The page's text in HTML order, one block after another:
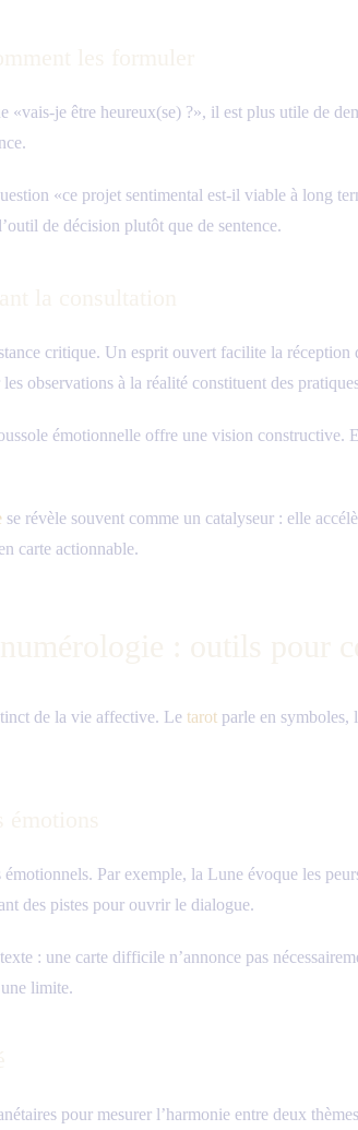
je être heureux(se) ?», il est plus utile de
«ce projet sentimental est-il viable à long
de décision plutôt que de sentence.
critique. Un esprit ouvert facilite la
observations à la réalité constituent des
émotionnelle offre une vision constructive.
se révèle souvent comme un catalyseur : elle
carte actionnable.
de la vie affective. Le tarot parle en symboles,
Par exemple, la Lune évoque les
des pistes pour ouvrir le dialogue.
: une carte difficile n’annonce pas
limite.
pour mesurer l’harmonie entre deux